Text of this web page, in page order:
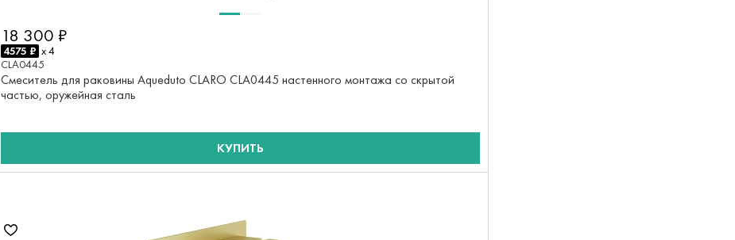
18 300 ₽
4575 ₽ x 4
CLA0445
Смеситель для раковины Aqueduto CLARO CLA0445 настенного монтажа со скрытой
частью, оружейная сталь
КУПИТЬ